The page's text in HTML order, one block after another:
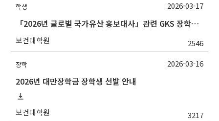
학생
「2026년 글로벌 국가유산 홍보대사」관련 GKS 장학생 모집 안내
보건대학원 2546
2026-03-17
장학
2026년 대만장학금 장학생 선발 안내
보건대학원 3217
2026-03-16